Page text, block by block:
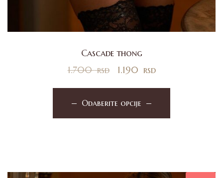
Cascade thong
1.700rsd 1.190 rsd
Odaberite opcije